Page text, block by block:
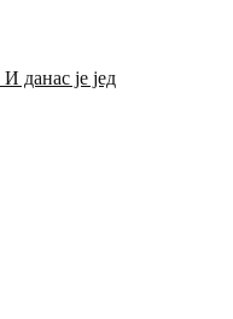
данас је јед